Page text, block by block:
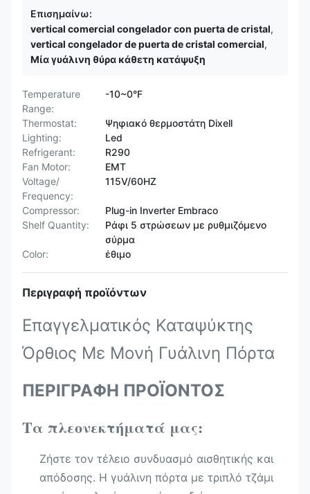
Επισημαίνω:
vertical comercial congelador con puerta de cristal,
vertical congelador de puerta de cristal comercial,
Μία γυάλινη θύρα κάθετη κατάψυξη
Temperature
Range:
-10~0°F
Thermostat:
Ψηφιακό θερμοστάτη Dixell
Lighting:
Led
Refrigerant:
R290
Fan Motor:
ΕΜΤ
Voltage/
Frequency:
115V/60HZ
Compressor:
Plug-in Inverter Embraco
Shelf Quantity:
Ράφι 5 στρώσεων με ρυθμιζόμενο
σύρμα
Color:
έθιμο
Περιγραφή προϊόντων
Επαγγελματικός Καταψύκτης
Όρθιος Με Μονή Γυάλινη Πόρτα
ΠΕΡΙΓΡΑΦΗ ΠΡΟΪΟΝΤΟΣ
Τα πλεονεκτήματά μας:
Ζήστε τον τέλειο συνδυασμό αισθητικής και
απόδοσης. Η γυάλινη πόρτα με τριπλό τζάμι